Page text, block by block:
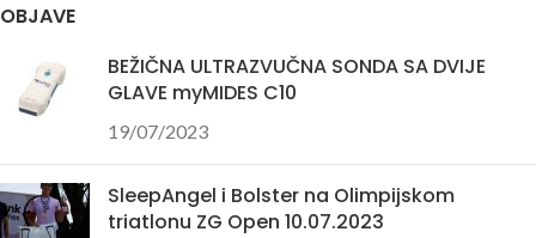
OBJAVE
BEŽIČNA ULTRAZVUČNA SONDA SA DVIJE
GLAVE myMIDES C10
19/07/2023
SleepAngel i Bolster na Olimpijskom
triatlonu ZG Open 10.07.2023